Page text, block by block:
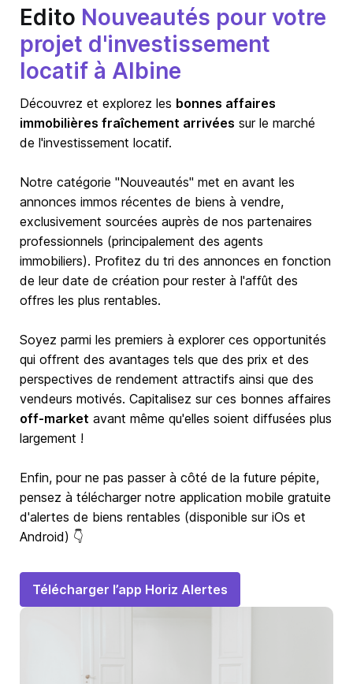
Edito Nouveautés pour votre
projet d'investissement
locatif à Albine
Découvrez et explorez les bonnes affaires
immobilières fraîchement arrivées sur le marché
de l'investissement locatif.
Notre catégorie "Nouveautés" met en avant les
annonces immos récentes de biens à vendre,
exclusivement sourcées auprès de nos partenaires
professionnels (principalement des agents
immobiliers). Profitez du tri des annonces en fonction
de leur date de création pour rester à l'affût des
offres les plus rentables.
Soyez parmi les premiers à explorer ces opportunités
qui offrent des avantages tels que des prix et des
perspectives de rendement attractifs ainsi que des
vendeurs motivés. Capitalisez sur ces bonnes affaires
off-market avant même qu'elles soient diffusées plus
largement !
Enfin, pour ne pas passer à côté de la future pépite,
pensez à télécharger notre application mobile gratuite
d'alertes de biens rentables (disponible sur iOs et
Android) 👇
Télécharger l’app Horiz Alertes